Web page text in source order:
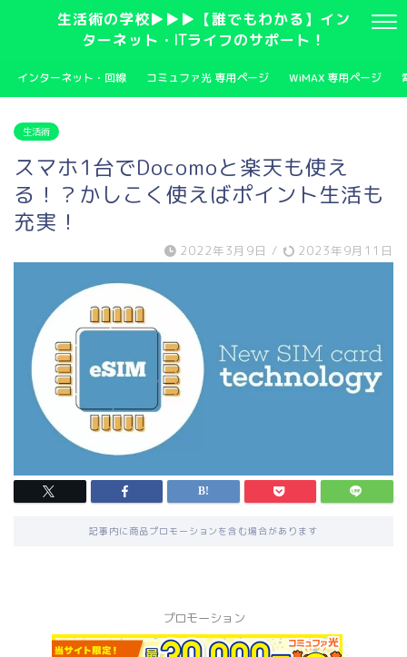
生活術の学校▶▶▶【誰でもわかる】イン
ターネット・ITライフのサポート！
インターネット・回線 コミュファ光 専用ページ WiMAX 専用ページ
生活術
スマホ1台でDocomoと楽天も使え
る！？かしこく使えばポイント生活も
充実！
2022年3月9日 / 2023年9月11日
記事内に商品プロモーションを含む場合があります
プロモーション